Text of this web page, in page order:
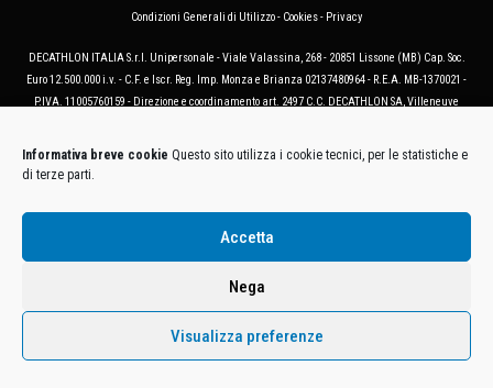
Informativa breve cookie Questo sito utilizza i cookie tecnici, per le statistiche e
di terze parti.
Accetta
Nega
Visualizza preferenze
Condizioni Generali di Utilizzo- Cookies- Privacy
DECATHLON ITALIA S.r.l. Unipersonale - Viale Valassina, 268 - 20851 Lissone (MB) Cap. Soc.
Euro 12.500.000 i.v. - C.F. e Iscr. Reg. Imp. Monza e Brianza 02137480964 - R.E.A. MB-1370021 -
P.IVA. 11005760159 - Direzione e coordinamento art. 2497 C.C. DECATHLON SA, Villeneuve